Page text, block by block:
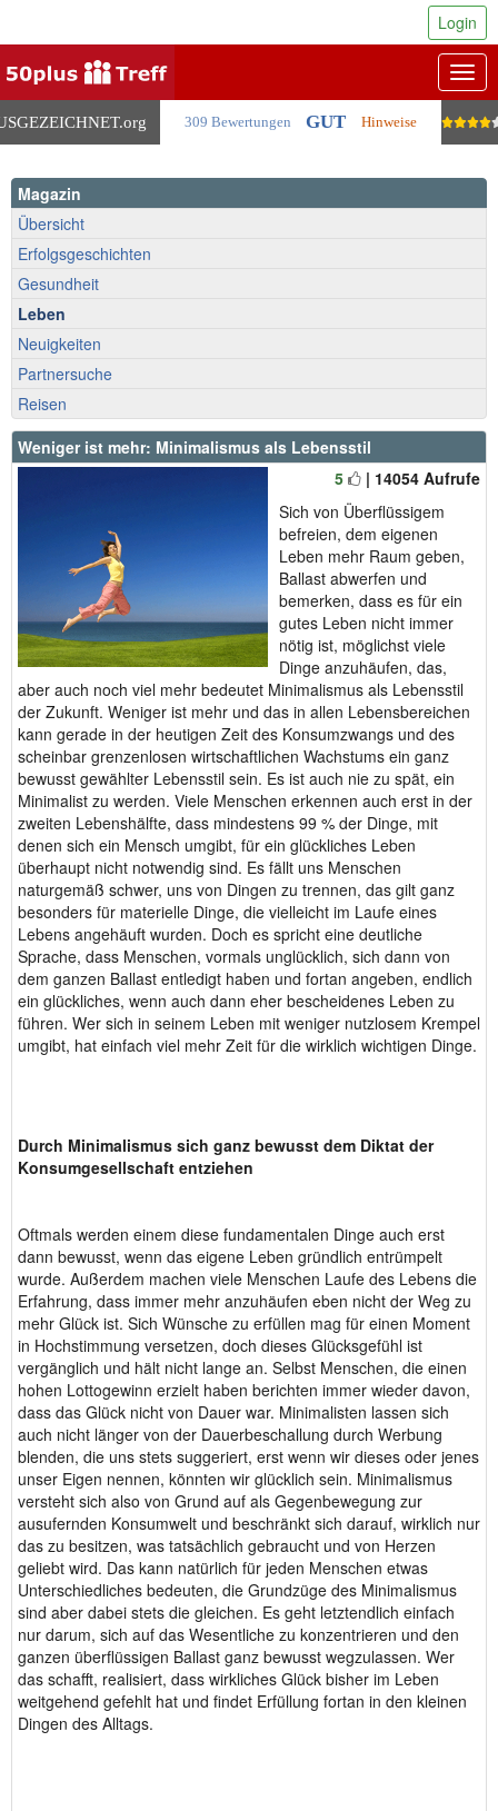
.org 309 Bewertungen GUT Hinweise
Login
Magazin
Übersicht
Erfolgsgeschichten
Gesundheit
Leben
Neuigkeiten
Partnersuche
Reisen
Weniger ist mehr: Minimalismus als Lebensstil
5
| 14054 Aufrufe
Sich von Überflüssigem
befreien, dem eigenen
Leben mehr Raum geben,
Ballast abwerfen und
bemerken, dass es für ein
gutes Leben nicht immer
nötig ist, möglichst viele
Dinge anzuhäufen, das,
aber auch noch viel mehr bedeutet Minimalismus als Lebensstil
der Zukunft. Weniger ist mehr und das in allen Lebensbereichen
kann gerade in der heutigen Zeit des Konsumzwangs und des
scheinbar grenzenlosen wirtschaftlichen Wachstums ein ganz
bewusst gewählter Lebensstil sein. Es ist auch nie zu spät, ein
Minimalist zu werden. Viele Menschen erkennen auch erst in der
zweiten Lebenshälfte, dass mindestens 99 % der Dinge, mit
denen sich ein Mensch umgibt, für ein glückliches Leben
überhaupt nicht notwendig sind. Es fällt uns Menschen
naturgemäß schwer, uns von Dingen zu trennen, das gilt ganz
besonders für materielle Dinge, die vielleicht im Laufe eines
Lebens angehäuft wurden. Doch es spricht eine deutliche
Sprache, dass Menschen, vormals unglücklich, sich dann von
dem ganzen Ballast entledigt haben und fortan angeben, endlich
ein glückliches, wenn auch dann eher bescheidenes Leben zu
führen. Wer sich in seinem Leben mit weniger nutzlosem Krempel
umgibt, hat einfach viel mehr Zeit für die wirklich wichtigen Dinge.
Durch Minimalismus sich ganz bewusst dem Diktat der
Konsumgesellschaft entziehen
Oftmals werden einem diese fundamentalen Dinge auch erst
dann bewusst, wenn das eigene Leben gründlich entrümpelt
wurde. Außerdem machen viele Menschen Laufe des Lebens die
Erfahrung, dass immer mehr anzuhäufen eben nicht der Weg zu
mehr Glück ist. Sich Wünsche zu erfüllen mag für einen Moment
in Hochstimmung versetzen, doch dieses Glücksgefühl ist
vergänglich und hält nicht lange an. Selbst Menschen, die einen
hohen Lottogewinn erzielt haben berichten immer wieder davon,
dass das Glück nicht von Dauer war. Minimalisten lassen sich
auch nicht länger von der Dauerbeschallung durch Werbung
blenden, die uns stets suggeriert, erst wenn wir dieses oder jenes
unser Eigen nennen, könnten wir glücklich sein. Minimalismus
versteht sich also von Grund auf als Gegenbewegung zur
ausufernden Konsumwelt und beschränkt sich darauf, wirklich nur
das zu besitzen, was tatsächlich gebraucht und von Herzen
geliebt wird. Das kann natürlich für jeden Menschen etwas
Unterschiedliches bedeuten, die Grundzüge des Minimalismus
sind aber dabei stets die gleichen. Es geht letztendlich einfach
nur darum, sich auf das Wesentliche zu konzentrieren und den
ganzen überflüssigen Ballast ganz bewusst wegzulassen. Wer
das schafft, realisiert, dass wirkliches Glück bisher im Leben
weitgehend gefehlt hat und findet Erfüllung fortan in den kleinen
Dingen des Alltags.